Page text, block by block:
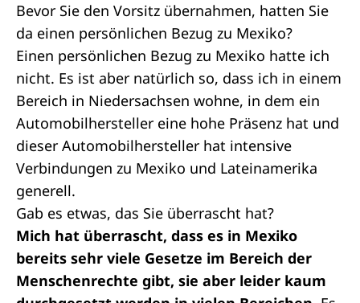
Bevor Sie den Vorsitz übernahmen, hatten Sie
da einen persönlichen Bezug zu Mexiko?
Einen persönlichen Bezug zu Mexiko hatte ich
nicht. Es ist aber natürlich so, dass ich in einem
Bereich in Niedersachsen wohne, in dem ein
Automobilhersteller eine hohe Präsenz hat und
dieser Automobilhersteller hat intensive
Verbindungen zu Mexiko und Lateinamerika
generell.
Gab es etwas, das Sie überrascht hat?
Mich hat überrascht, dass es in Mexiko
bereits sehr viele Gesetze im Bereich der
Menschenrechte gibt, sie aber leider kaum